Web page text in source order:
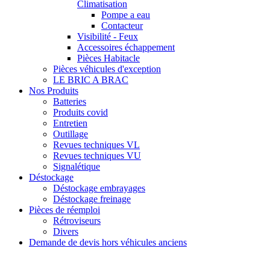
Climatisation
Pompe a eau
Contacteur
Visibilité - Feux
Accessoires échappement
Pièces Habitacle
Pièces véhicules d'exception
LE BRIC A BRAC
Nos Produits
Batteries
Produits covid
Entretien
Outillage
Revues techniques VL
Revues techniques VU
Signalétique
Déstockage
Déstockage embrayages
Déstockage freinage
Pièces de réemploi
Rétroviseurs
Divers
Demande de devis hors véhicules anciens